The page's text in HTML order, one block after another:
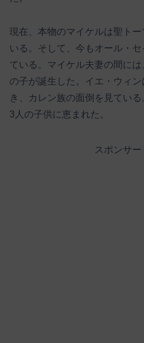
現在、本物のマイケルは聖ト
いる。そして、今もオール・
ている。マイケル夫妻の間に
の子が誕生した。イエ・ウィ
き、カレン族の面倒を見てい
3人の子供に恵まれた。
スポンサー